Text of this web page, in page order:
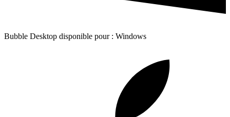
Bubble Desktop disponible pour : Windows